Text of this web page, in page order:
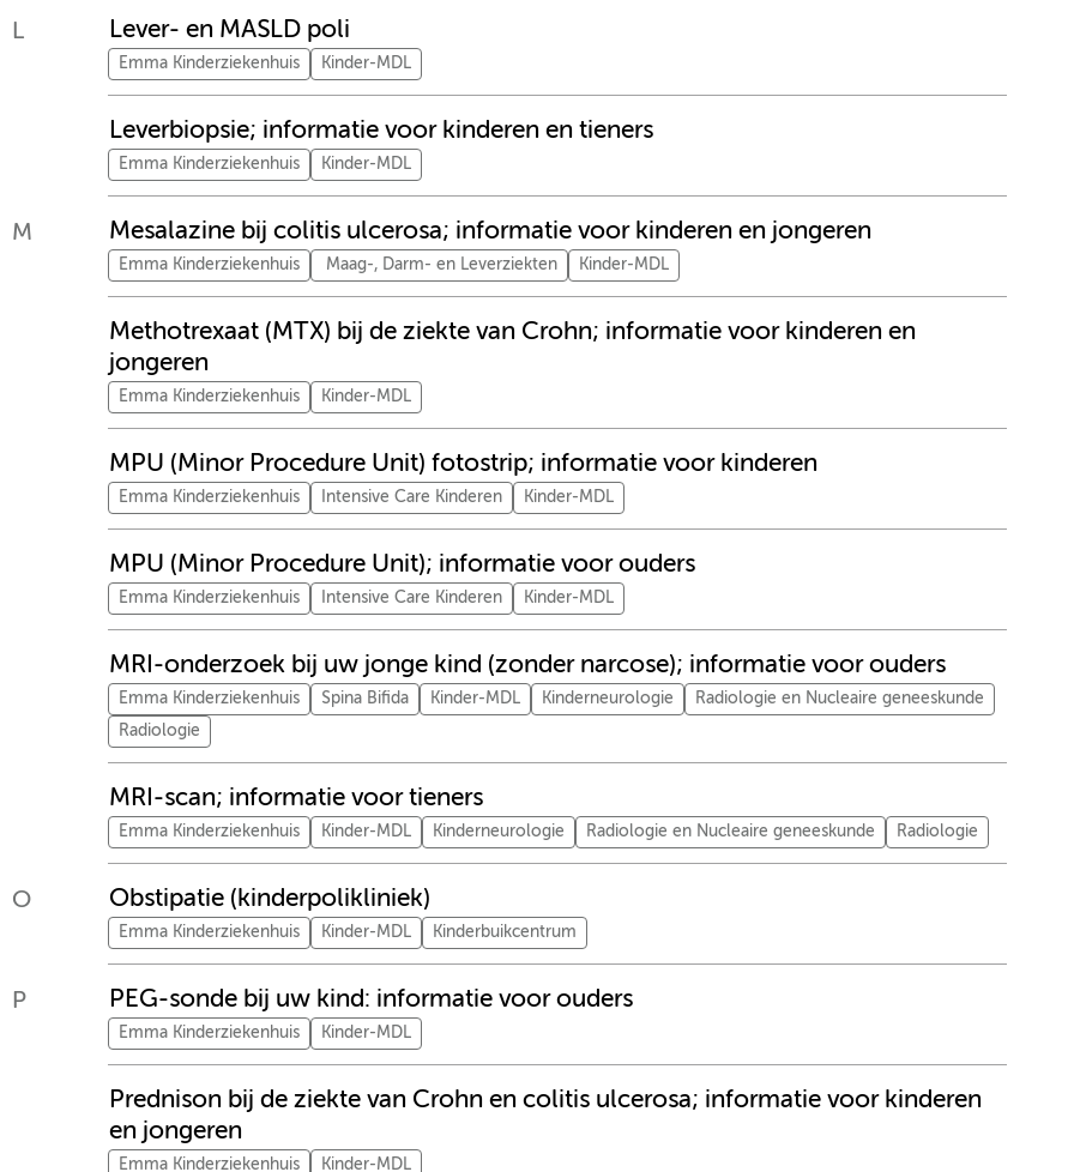
L Lever- en MASLD poli
Emma Kinderziekenhuis Kinder-MDL
Leverbiopsie; informatie voor kinderen en tieners
Emma Kinderziekenhuis Kinder-MDL
M Mesalazine bij colitis ulcerosa; informatie voor kinderen en jongeren
Emma Kinderziekenhuis Maag-, Darm- en Leverziekten Kinder-MDL
Methotrexaat (MTX) bij de ziekte van Crohn; informatie voor kinderen en
jongeren
Emma Kinderziekenhuis Kinder-MDL
MPU (Minor Procedure Unit) fotostrip; informatie voor kinderen
Emma Kinderziekenhuis Intensive Care Kinderen Kinder-MDL
MPU (Minor Procedure Unit); informatie voor ouders
Emma Kinderziekenhuis Intensive Care Kinderen Kinder-MDL
MRI-onderzoek bij uw jonge kind (zonder narcose); informatie voor ouders
Emma Kinderziekenhuis Spina Bifida Kinder-MDL Kinderneurologie
Radiologie en Nucleaire geneeskunde
Radiologie
MRI-scan; informatie voor tieners
Emma Kinderziekenhuis Kinder-MDL Kinderneurologie Radiologie en Nucleaire geneeskunde Radiologie
O Obstipatie (kinderpolikliniek)
Emma Kinderziekenhuis Kinder-MDL Kinderbuikcentrum
P PEG-sonde bij uw kind: informatie voor ouders
Emma Kinderziekenhuis Kinder-MDL
Prednison bij de ziekte van Crohn en colitis ulcerosa; informatie voor kinderen
en jongeren
Emma Kinderziekenhuis Kinder-MDL